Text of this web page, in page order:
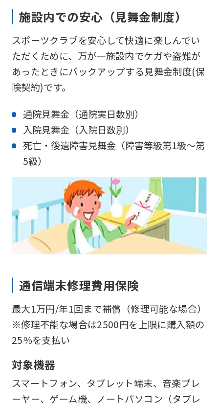
施設内での安心（見舞金制度）
スポーツクラブを安心して快適に楽しんでい
ただくために、万が一施設内でケガや盗難が
あったときにバックアップする見舞金制度(保
険契約)です。
通院見舞金（通院実日数別）
入院見舞金（入院日数別）
死亡・後遺障害見舞金（障害等級第1級～第
5級）
通信端末修理費用保険
最大1万円/年1回まで補償（修理可能な場合）
※修理不能な場合は2500円を上限に購入額の
25％を支払い
対象機器
スマートフォン、タブレット端末、音楽プレ
ーヤー、ゲーム機、ノートパソコン（タブレ